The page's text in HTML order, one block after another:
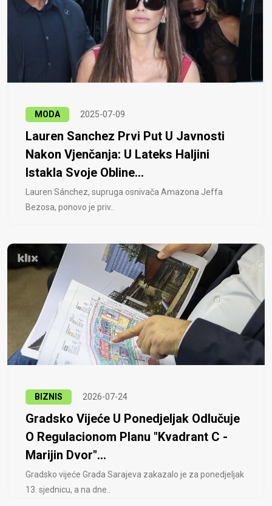
MODA 2025-07-09
Lauren Sanchez Prvi Put U Javnosti
Nakon Vjenčanja: U Lateks Haljini
Istakla Svoje Obline...
Lauren Sánchez, supruga osnivača Amazona Jeffa
Bezosa, ponovo je priv..
BIZNIS 2026-07-24
Gradsko Vijeće U Ponedjeljak Odlučuje
O Regulacionom Planu "Kvadrant C -
Marijin Dvor"...
Gradsko vijeće Grada Sarajeva zakazalo je za ponedjeljak
13. sjednicu, a na dne..